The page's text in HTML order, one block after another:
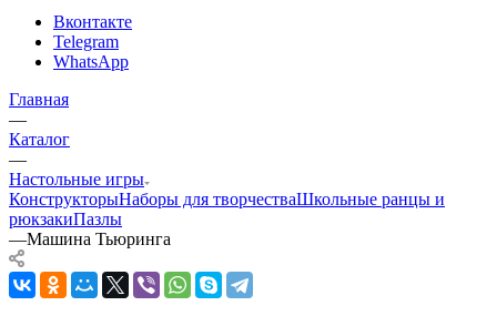
Вконтакте
Telegram
WhatsApp
Главная
—
Каталог
—
Настольные игры
КонструкторыНаборы для творчестваШкольные ранцы и
рюкзакиПазлы
—Машина Тьюринга